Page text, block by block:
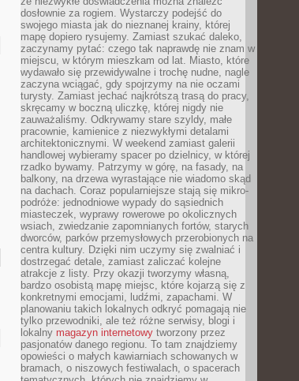
dosłownie za rogiem. Wystarczy podejść do
swojego miasta jak do nieznanej krainy, której
mapę dopiero rysujemy. Zamiast szukać daleko,
zaczynamy pytać: czego tak naprawdę nie znam w
miejscu, w którym mieszkam od lat. Miasto, które
wydawało się przewidywalne i trochę nudne, nagle
zaczyna wciągać, gdy spojrzymy na nie oczami
turysty. Zamiast jechać najkrótszą trasą do pracy,
skręcamy w boczną uliczkę, której nigdy nie
zauważaliśmy. Odkrywamy stare szyldy, małe
pracownie, kamienice z niezwykłymi detalami
architektonicznymi. W weekend zamiast galerii
handlowej wybieramy spacer po dzielnicy, w której
rzadko bywamy. Patrzymy w górę, na fasady, na
balkony, na drzewa wyrastające nie wiadomo skąd
na dachach. Coraz popularniejsze stają się mikro-
podróże: jednodniowe wypady do sąsiednich
miasteczek, wyprawy rowerowe po okolicznych
wsiach, zwiedzanie zapomnianych fortów, starych
dworców, parków przemysłowych przerobionych na
centra kultury. Dzięki nim uczymy się zwalniać i
dostrzegać detale, zamiast zaliczać kolejne
atrakcje z listy. Przy okazji tworzymy własną,
bardzo osobistą mapę miejsc, które kojarzą się z
konkretnymi emocjami, ludźmi, zapachami. W
planowaniu takich lokalnych odkryć pomagają nie
tylko przewodniki, ale też różne serwisy, blogi i
lokalny magazyn internetowy tworzony przez
pasjonatów danego regionu. To tam znajdziemy
opowieści o małych kawiarniach schowanych w
bramach, o niszowych festiwalach, o spacerach